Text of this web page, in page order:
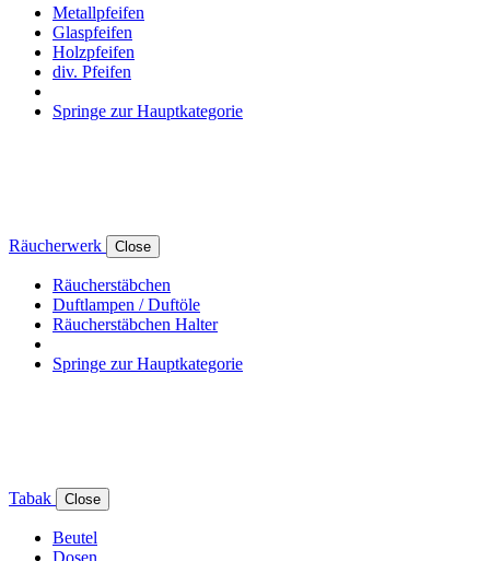
Metallpfeifen
Glaspfeifen
Holzpfeifen
div. Pfeifen
Springe zur Hauptkategorie
Räucherwerk Close
Räucherstäbchen
Duftlampen / Duftöle
Räucherstäbchen Halter
Springe zur Hauptkategorie
Tabak Close
Beutel
Dosen